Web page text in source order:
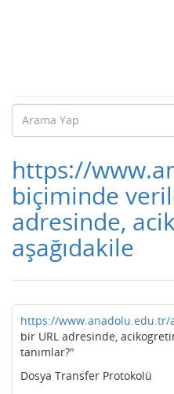
https://
biçiminde
adresinde,
aşağıdakile
https://www.anadolu.edu.tr/
bir URL adresinde,
tanımlar?"
Dosya Transfer Protokolü